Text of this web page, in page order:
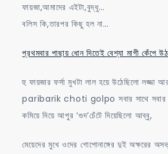
ফায়জা,আমাদের এইটা,বুদ্ধু…
বলিস কি,তারপর কিছু হল না…
প্রথমবার পাছায় ধোন দিতেই বেশ্যা মাগী কেঁপে
হু ফায়জার ফর্সা মুখটা লাল হয়ে উঠেছিলো লজ্জা
paribarik choti golpo সবার সাথে সবার
কমিয়ে দিয়ে আপুর ‘গুদ’চেঁটে দিয়েছিলো আব্বু,
মেয়েদের মুখে ওদের গোপোনাঙ্গের দুই অক্ষরের